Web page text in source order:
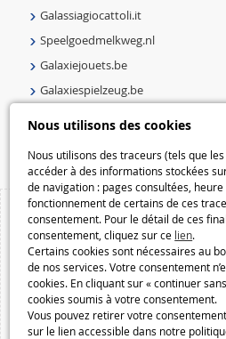
Nous utilisons des cookies
Nous utilisons des traceurs (tels que
accéder à des informations stockées
de navigation : pages consultées,
fonctionnement de certains de ces
consentement. Pour le détail de ces
consentement, cliquez sur ce lien.
Certains cookies sont nécessaires au
de nos services. Votre consentement
cookies. En cliquant sur « continuer
cookies soumis à votre consentement.
Vous pouvez retirer votre
sur le lien accessible dans notre
Galassiagiocattoli.it
Speelgoedmelkweg.nl
Galaxiejouets.be
Galaxiespielzeug.be